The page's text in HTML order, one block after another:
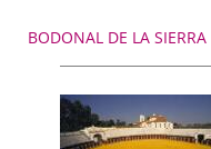
BODONAL DE LA SIERRA